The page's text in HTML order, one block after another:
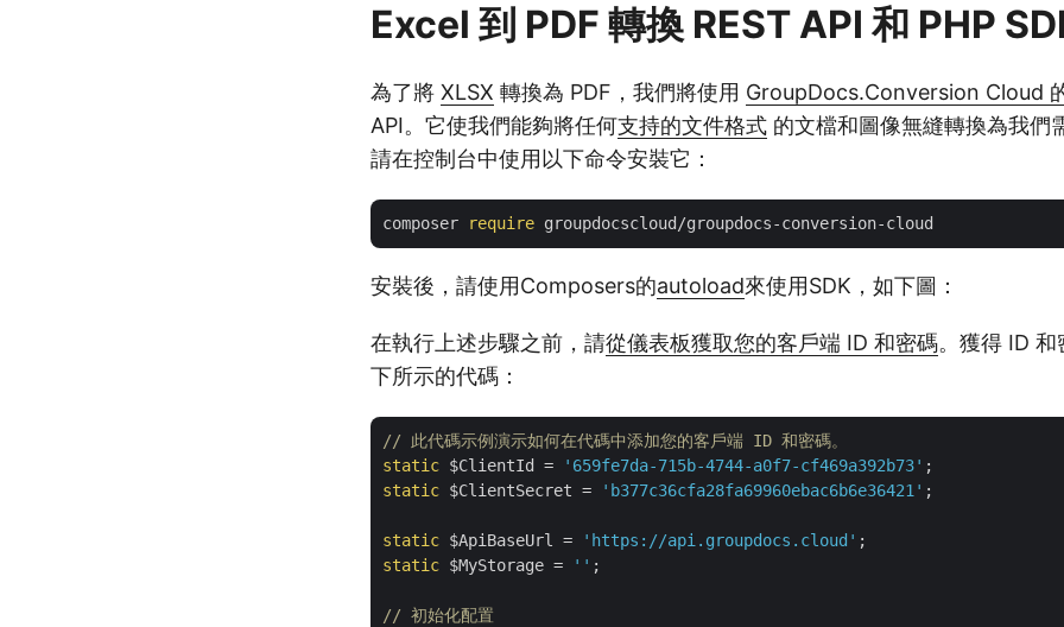
Excel 到 PDF 轉換 REST API 和 PHP
為了將 XLSX 轉換為 PDF，我們將使用 GroupDocs.Conversion Cloud
API。它使我們能夠將任何支持的文件格式 的文檔和圖像無縫轉換為我們
請在控制台中使用以下命令安裝它：
composer require
安裝後，請使用Composers的autoload來使用SDK，如下圖：
在執行上述步驟之前，請從儀表板獲取您的客戶端 ID 和密碼。獲得 ID
下所示的代碼：
// 此代碼示例演示如何在代碼中添加您的客戶端 ID 和密碼。
static $ClientId = '659fe7da-715b-4744-a0f7-cf469a392b73'
static $ClientSecret = 'b377c36cfa28fa69960ebac6b6e36421' ;
static $ApiBaseUrl = 'https://api.groupdocs.cloud'
static $MyStorage = '' ;
// 初始化配置